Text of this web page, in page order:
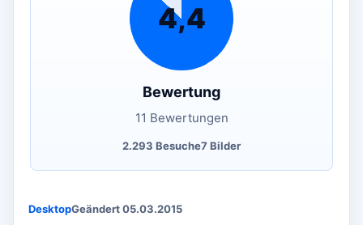
DesktopGeändert 05.03.2015
4,4
Bewertung
11 Bewertungen
2.293 Besuche7 Bilder